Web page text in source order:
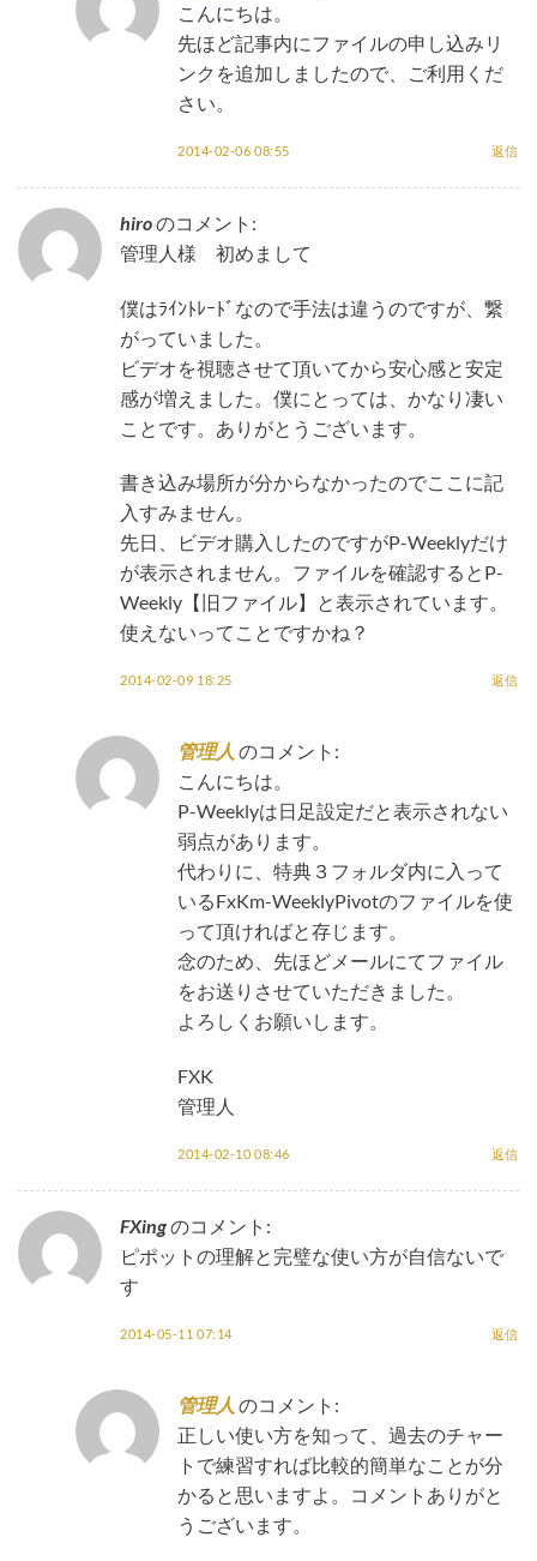
こんにちは。
先ほど記事内にファイルの申し込みリ
ンクを追加しましたので、ご利用くだ
さい。
2014-02-06 08:55 返信
hiroのコメント:
管理人様 初めまして
僕はﾗｲﾝﾄﾚｰﾄﾞなので手法は違うのですが、繋
がっていました。
ビデオを視聴させて頂いてから安心感と安定
感が増えました。僕にとっては、かなり凄い
ことです。ありがとうございます。
書き込み場所が分からなかったのでここに記
入すみません。
先日、ビデオ購入したのですがP-Weeklyだけ
が表示されません。ファイルを確認するとP-
Weekly【旧ファイル】と表示されています。
使えないってことですかね？
2014-02-09 18:25 返信
管理人 のコメント:
こんにちは。
P-Weeklyは日足設定だと表示されない
弱点があります。
代わりに、特典３フォルダ内に入って
いるFxKm-WeeklyPivotのファイルを使
って頂ければと存じます。
念のため、先ほどメールにてファイル
をお送りさせていただきました。
よろしくお願いします。
FXK
管理人
2014-02-10 08:46 返信
FXingのコメント:
ピポットの理解と完璧な使い方が自信ないで
す
2014-05-11 07:14 返信
管理人 のコメント:
正しい使い方を知って、過去のチャー
トで練習すれば比較的簡単なことが分
かると思いますよ。コメントありがと
うございます。